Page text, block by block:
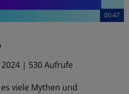
00:47
| 530 Aufrufe
viele Mythen und